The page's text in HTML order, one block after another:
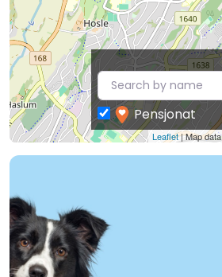
Leaflet| Map
Pensjonat